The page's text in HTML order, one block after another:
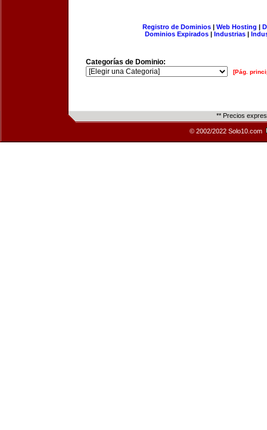
Registro de Dominios| Web Hosting |
Dominios Expirados | Industrias |
Categorías de Dominio:
[Pág.
** Precios
© 2002/2022 Solo10.com